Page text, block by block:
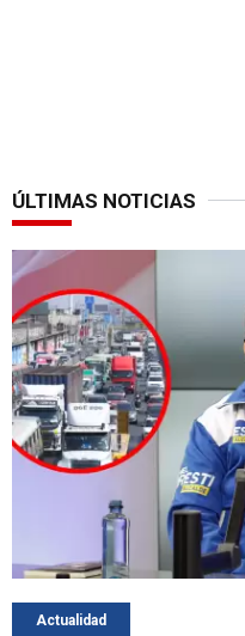
ÚLTIMAS NOTICIAS
Actualidad